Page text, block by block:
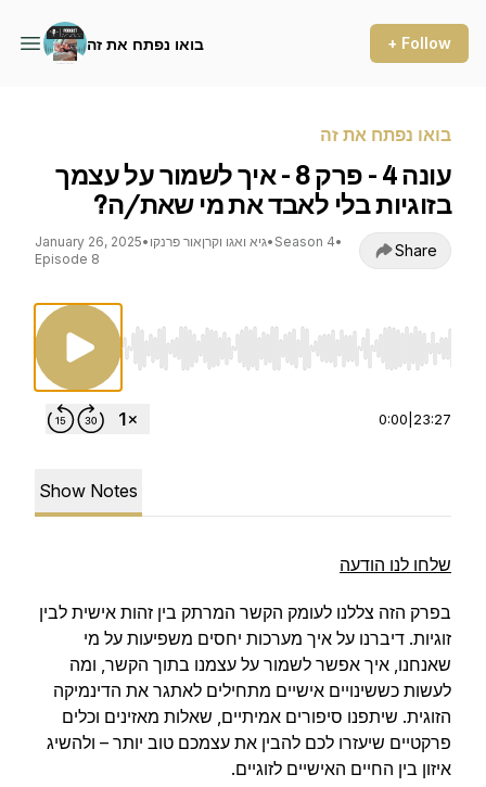
בואו נפתח את זה + Follow
בואו נפתח את זה
עונה 4 - פרק 8 - איך לשמור על עצמך
בזוגיות בלי לאבד את מי שאת/ה?
January 26, 2025• גיא ואגו וקרןאור פרנקו• Season 4•
Episode 8
Share
Use Left/Right to seek, Home/End to jump to
0:00 23:27
Show Notes
שלחו לנו הודעה
בפרק הזה צללנו לעומק הקשר המרתק בין זהות אישית לבין
זוגיות. דיברנו על איך מערכות יחסים משפיעות על מי
שאנחנו, איך אפשר לשמור על עצמנו בתוך הקשר, ומה
לעשות כששינויים אישיים מתחילים לאתגר את הדינמיקה
הזוגית. שיתפנו סיפורים אמיתיים, שאלות מאזינים וכלים
פרקטיים שיעזרו לכם להבין את עצמכם טוב יותר – ולהשיג
איזון בין החיים האישיים לזוגיים.